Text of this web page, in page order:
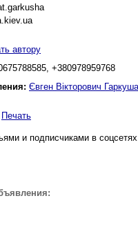
автору
+380978959768
Євген Вікторович Гаркуша
Печать
и подписчиками в